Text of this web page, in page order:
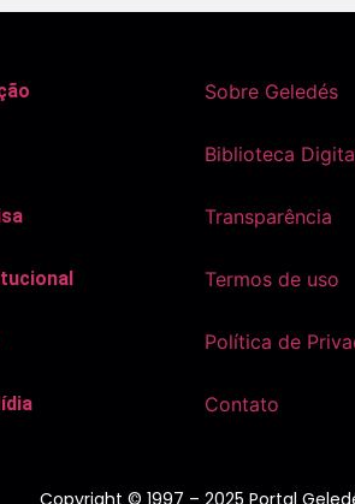
Sobre Geledés
Biblioteca
Transparência
Termos de uso
Política de
Contato